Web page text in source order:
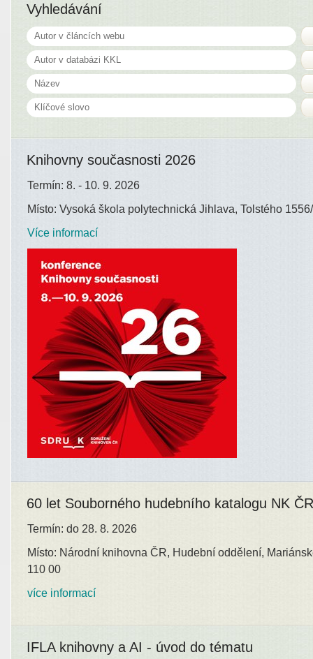
Vyhledávání
Knihovny současnosti 2026
Termín: 8. - 10. 9. 2026
Místo: Vysoká škola polytechnická Jihlava, Tolstého
Více informací
60 let Souborného hudebního katalogu NK ČR
Termín: do 28. 8. 2026
Místo: Národní knihovna ČR, Hudební oddělení,
110 00
více informací
IFLA knihovny a AI - úvod do tématu